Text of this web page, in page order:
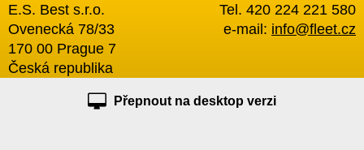
E.S. Best s.r.o.
Ovenecká 78/33
170 00 Prague 7
Česká republika
Tel. 420 224 221 580
e-mail: info@fleet.cz
Přepnout na desktop verzi